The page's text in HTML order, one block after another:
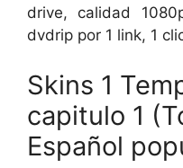
drive, calidad
dvdrip por 1 link, 1
Skins 1
capitulo 1
Español